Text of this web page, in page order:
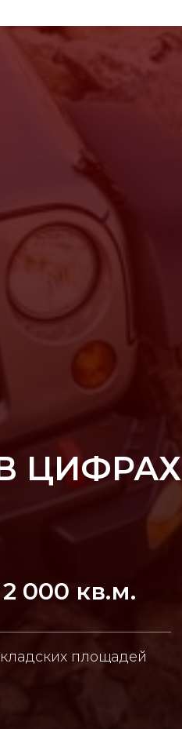
ЦИФРАХ
2 000 кв.м.
площадей